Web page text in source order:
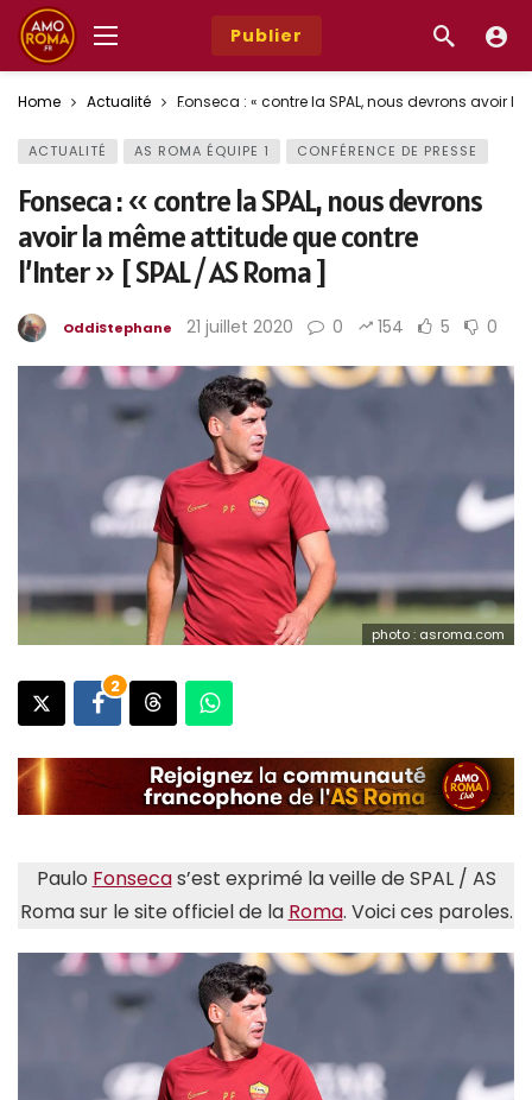
Publier
Home Actualité Fonseca : « contre la SPAL, nous devrons avoir
ACTUALITÉ AS ROMA ÉQUIPE 1 CONFÉRENCE DE PRESSE
Fonseca : « contre la SPAL, nous devrons
avoir la même attitude que contre
l’Inter » [ SPAL / AS Roma ]
OddiStephane 21 juillet 2020 0 154 5 0
photo : asroma.com
2
Paulo Fonsecas’est exprimé la veille de SPAL / AS
Roma sur le site officiel de la Roma. Voici ces paroles.